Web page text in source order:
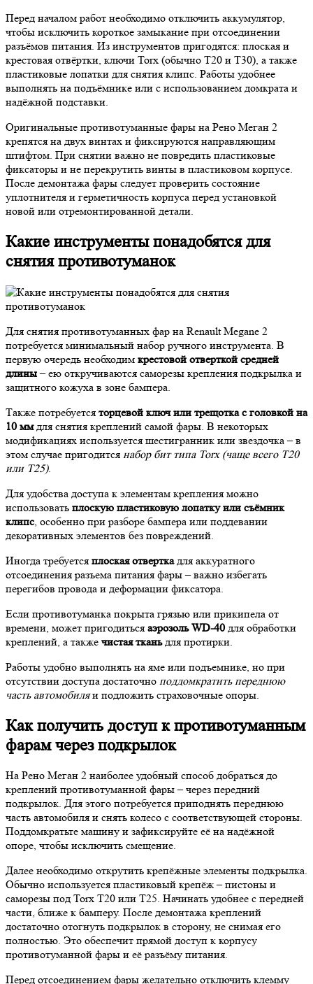
Перед началом работ необходимо отключить аккумулятор,
чтобы исключить короткое замыкание при отсоединении
разъёмов питания. Из инструментов пригодятся: плоская и
крестовая отвёртки, ключи Torx (обычно T20 и T30), а также
пластиковые лопатки для снятия клипс. Работы удобнее
выполнять на подъёмнике или с использованием домкрата и
надёжной подставки.
Оригинальные противотуманные фары на Рено Меган 2
крепятся на двух винтах и фиксируются направляющим
штифтом. При снятии важно не повредить пластиковые
фиксаторы и не перекрутить винты в пластиковом корпусе.
После демонтажа фары следует проверить состояние
уплотнителя и герметичность корпуса перед установкой
новой или отремонтированной детали.
Какие инструменты понадобятся для
снятия противотуманок
Для снятия противотуманных фар на Renault Megane 2
потребуется минимальный набор ручного инструмента. В
первую очередь необходим крестовой отверткой средней
длины– ею откручиваются саморезы крепления подкрылка и
защитного кожуха в зоне бампера.
Также потребуется торцевой ключ или трещотка с головкой на
10 ммдля снятия креплений самой фары. В некоторых
модификациях используется шестигранник или звездочка – в
этом случае пригодится набор бит типа Torx (чаще всего T20
или T25).
Для удобства доступа к элементам крепления можно
использовать плоскую пластиковую лопатку или съёмник
клипс, особенно при разборе бампера или поддевании
декоративных элементов без повреждений.
Иногда требуется плоская отверткадля аккуратного
отсоединения разъема питания фары – важно избегать
перегибов провода и деформации фиксатора.
Если противотуманка покрыта грязью или прикипела от
времени, может пригодиться аэрозоль WD-40 для обработки
креплений, а также чистая тканьдля протирки.
Работы удобно выполнять на яме или подъемнике, но при
отсутствии доступа достаточно поддомкратить переднюю
часть автомобиляи подложить страховочные опоры.
Как получить доступ к противотуманным
фарам через подкрылок
На Рено Меган 2 наиболее удобный способ добраться до
креплений противотуманной фары – через передний
подкрылок. Для этого потребуется приподнять переднюю
часть автомобиля и снять колесо с соответствующей стороны.
Поддомкратьте машину и зафиксируйте её на надёжной
опоре, чтобы исключить смещение.
Далее необходимо открутить крепёжные элементы подкрылка.
Обычно используется пластиковый крепёж – пистоны и
саморезы под Torx T20 или T25. Начинать удобнее с передней
части, ближе к бамперу. После демонтажа креплений
достаточно отогнуть подкрылок в сторону, не снимая его
полностью. Это обеспечит прямой доступ к корпусу
противотуманной фары и её разъёму питания.
Перед отсоединением фары желательно отключить клемму